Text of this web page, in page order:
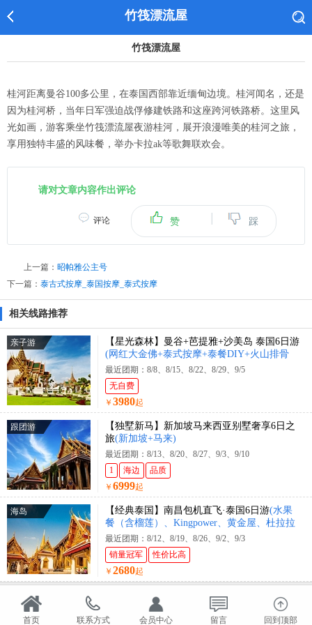
竹筏漂流屋
竹筏漂流屋
桂河距离曼谷100多公里，在泰国西部靠近缅甸边境。桂河闻名，还是
因为桂河桥，当年日军强迫战俘修建铁路和这座跨河铁路桥。这里风
光如画，游客乘坐竹筏漂流屋夜游桂河，展开浪漫唯美的桂河之旅，
享用独特丰盛的风味餐，举办卡拉ak等歌舞联欢会。
请对文章内容作出评论
赞 踩
评论
上一篇： 昭帕雅公主号
下一篇： 泰古式按摩_泰国按摩_泰式按摩
相关线路推荐
亲子游
【星光森林】曼谷+芭提雅+沙美岛 泰国6日游
(网红大金佛+泰式按摩+泰餐DIY+火山排骨
+绿光森林主题餐厅+丝路宫廷餐厅+鲜果大餐
等)
最近团期：8/8、8/15、8/22、8/29、9/5
无自费
￥ 3980起
跟团游
【独墅新马】新加坡马来西亚别墅奢享6日之
旅(新加坡+马来)
最近团期：8/13、8/20、8/27、9/3、9/10
1
海边
品质
￥ 6999起
海岛 【经典泰国】南昌包机直飞·泰国6日游(水果
餐（含榴莲）、Kingpower、黄金屋、杜拉拉
水上市场自助餐)
最近团期：8/12、8/19、8/26、9/2、9/3
销量冠军
性价比高
￥ 2680起
首页 联系方式 会员中心 留言 回到顶部